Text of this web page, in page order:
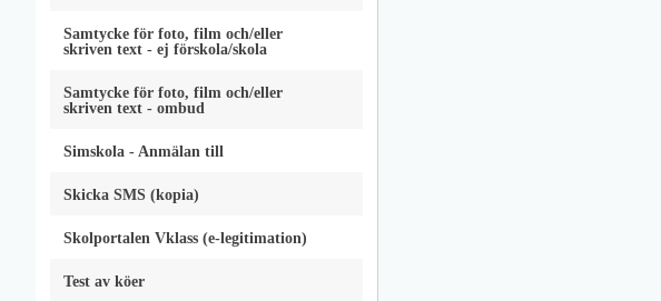
Samtycke för foto, film och/eller
skriven text - ej förskola/skola
Samtycke för foto, film och/eller
skriven text - ombud
Simskola - Anmälan till
Skicka SMS (kopia)
Skolportalen Vklass (e-legitimation)
Test av köer